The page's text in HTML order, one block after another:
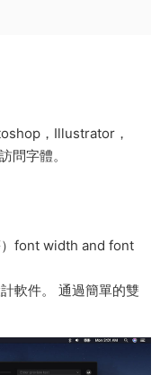
，Illustrator，
問字體。
font width and font
軟件。 通過簡單的雙